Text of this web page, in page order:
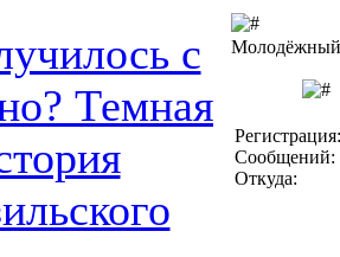
с
Темная
Молодёжный
Сообщений:
Откуда: